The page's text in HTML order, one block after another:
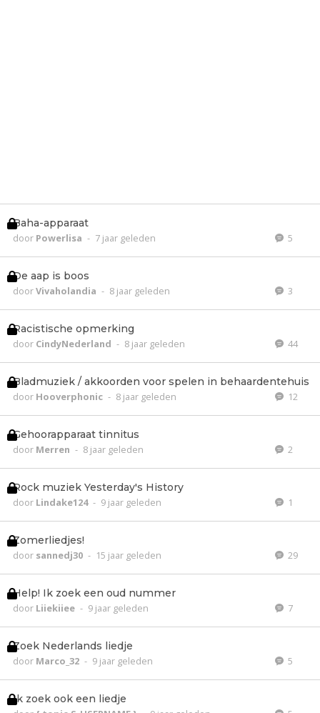
Baha-apparaat
door Powerlisa - 7 jaar geleden 5
De aap is boos
doorVivaholandia - 8 jaar geleden 3
Racistische opmerking
door CindyNederland - 8 jaar geleden 44
Bladmuziek / akkoorden voor spelen in behaardentehuis
door Hooverphonic - 8 jaar geleden 12
Gehoorapparaat tinnitus
door Merren - 8 jaar geleden 2
Rock muziek Yesterday's History
door Lindake124 - 9 jaar geleden 1
Zomerliedjes!
door sannedj30 - 15 jaar geleden 29
Help! Ik zoek een oud nummer
door Liiekiiee - 9 jaar geleden 7
Zoek Nederlands liedje
door Marco_32 - 9 jaar geleden 5
Ik zoek ook een liedje